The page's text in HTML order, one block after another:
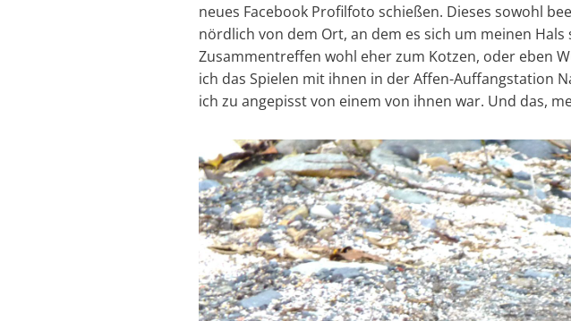
neues Facebook Profilfoto schießen. Dieses sowohl
nördlich von dem Ort, an dem es sich um meinen
Zusammentreffen wohl eher zum Kotzen, oder eben
ich das Spielen mit ihnen in der Affen-Auffangstation
ich zu angepisst von einem von ihnen war. Und das,